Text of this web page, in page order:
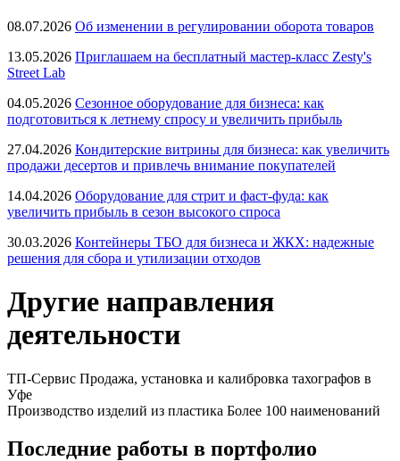
08.07.2026 Об изменении в регулировании оборота товаров
13.05.2026 Приглашаем на бесплатный мастер-класс Zesty's
Street Lab
04.05.2026 Сезонное оборудование для бизнеса: как
подготовиться к летнему спросу и увеличить прибыль
27.04.2026 Кондитерские витрины для бизнеса: как увеличить
продажи десертов и привлечь внимание покупателей
14.04.2026 Оборудование для стрит и фаст-фуда: как
увеличить прибыль в сезон высокого спроса
30.03.2026 Контейнеры ТБО для бизнеса и ЖКХ: надежные
решения для сбора и утилизации отходов
Другие направления
деятельности
ТП-Сервис Продажа, установка и калибровка тахографов в
Уфе
Производство изделий из пластика Более 100 наименований
Последние работы в портфолио